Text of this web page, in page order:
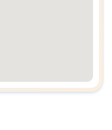
embedgooglemap.net